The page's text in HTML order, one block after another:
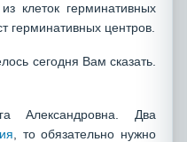
клеток герминативных
герминативных центров.
сегодня Вам сказать.
Александровна. Два
, то обязательно нужно